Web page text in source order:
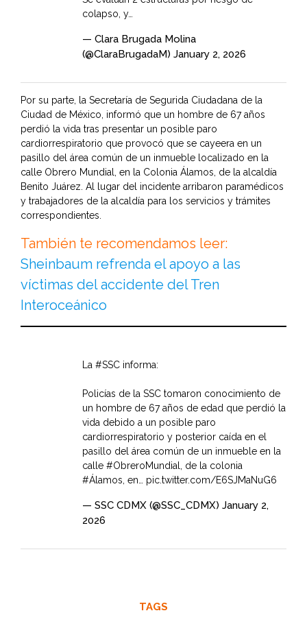
colapso, y…
— Clara Brugada Molina
(@ClaraBrugadaM) January 2, 2026
Por su parte, la Secretaría de Segurida Ciudadana de la
Ciudad de México, informó que un hombre de 67 años
perdió la vida tras presentar un posible paro
cardiorrespiratorio que provocó que se cayeera en un
pasillo del área común de un inmueble localizado en la
calle Obrero Mundial, en la Colonia Álamos, de la alcaldía
Benito Juárez. Al lugar del incidente arribaron paramédicos
y trabajadores de la alcaldía para los servicios y trámites
correspondientes.
También te recomendamos leer:
Sheinbaum refrenda el apoyo a las
víctimas del accidente del Tren
Interoceánico
La #SSC informa:
Policías de la SSC tomaron conocimiento de
un hombre de 67 años de edad que perdió la
vida debido a un posible paro
cardiorrespiratorio y posterior caída en el
pasillo del área común de un inmueble en la
calle #ObreroMundial, de la colonia
#Álamos, en… pic.twitter.com/E6SJMaNuG6
— SSC CDMX (@SSC_CDMX) January 2,
2026
TAGS